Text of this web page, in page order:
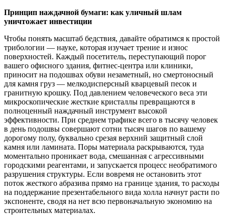
Принцип наждачной бумаги: как уличный шлам
уничтожает инвестиции
Чтобы понять масштаб бедствия, давайте обратимся к простой
трибологии — науке, которая изучает трение и износ
поверхностей. Каждый посетитель, переступающий порог
вашего офисного здания, фитнес-центра или клиники,
приносит на подошвах обуви незаметный, но смертоносный
для камня груз — мелкодисперсный кварцевый песок и
гранитную крошку. Под давлением человеческого веса эти
микроскопические жесткие кристаллы превращаются в
полноценный наждачный инструмент высокой
эффективности. При среднем трафике всего в тысячу человек
в день подошвы совершают сотни тысяч шагов по вашему
дорогому полу, буквально срезая верхний защитный слой
камня или ламината. Поры материала раскрываются, туда
моментально проникает вода, смешанная с агрессивными
городскими реагентами, и запускается процесс необратимого
разрушения структуры. Если вовремя не остановить этот
поток жесткого абразива прямо на границе здания, то расходы
на поддержание презентабельного вида холла начнут расти по
экспоненте, сводя на нет всю первоначальную экономию на
строительных материалах.